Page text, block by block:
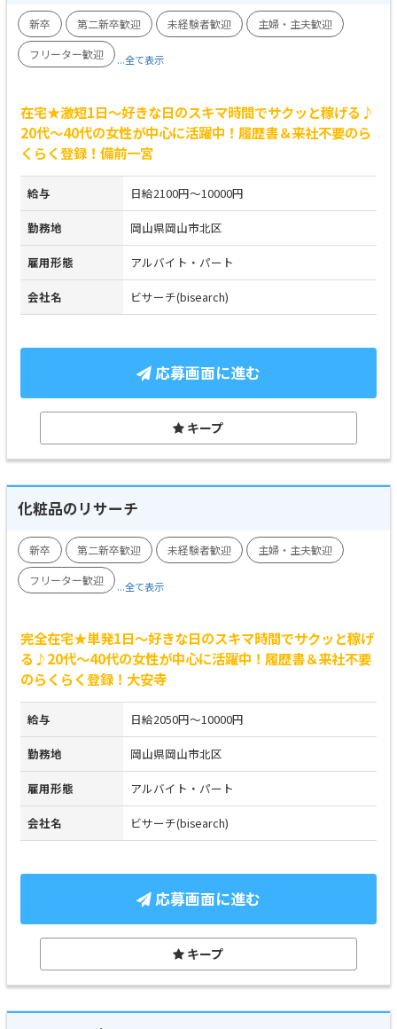
新卒 第二新卒歓迎 未経験者歓迎
主婦・主夫歓迎
フリーター歓迎
...全て表示
在宅★激短1日～好きな日のスキマ時間でサクッと稼げる♪
20代～40代の女性が中心に活躍中！履歴書＆来社不要のら
くらく登録！備前一宮
給与 日給2100円～10000円
勤務地 岡山県岡山市北区
雇用形態 アルバイト・パート
会社名 ビサーチ(bisearch)
応募画面に進む
キープ
化粧品のリサーチ
新卒 第二新卒歓迎 未経験者歓迎
主婦・主夫歓迎
フリーター歓迎
...全て表示
完全在宅★単発1日～好きな日のスキマ時間でサクッと稼げ
る♪20代～40代の女性が中心に活躍中！履歴書＆来社不要
のらくらく登録！大安寺
給与 日給2050円～10000円
勤務地 岡山県岡山市北区
雇用形態 アルバイト・パート
会社名 ビサーチ(bisearch)
応募画面に進む
キープ